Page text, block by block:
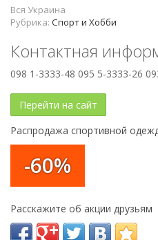
Вся Украина
Рубрика: Спорт и Хобби
Контактная
098 1-3333-48 095 5-3333-26
Перейти на сайт
Распродажа спортивной
-60%
Расскажите об акции друзьям